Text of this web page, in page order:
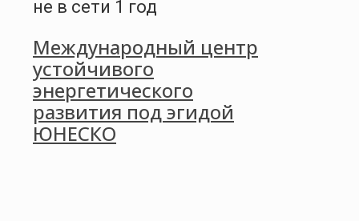
не в сети 1 год
Международный центр
устойчивого
энергетического
развития под эгидой
ЮНЕСКО